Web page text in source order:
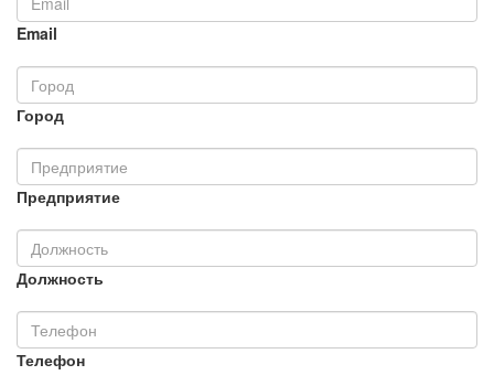
Email
Город
Предприятие
Должность
Телефон